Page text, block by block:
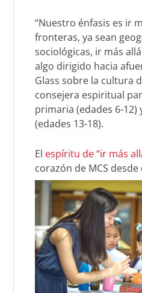
“Nuestro énfasis es ir
fronteras, ya sean
sociológicas, ir más
algo dirigido hacia
Glass sobre la cultura
consejera espiritual
primaria (edades 6-12)
(edades 13-18).
El espíritu de “ir más
corazón de MCS desde